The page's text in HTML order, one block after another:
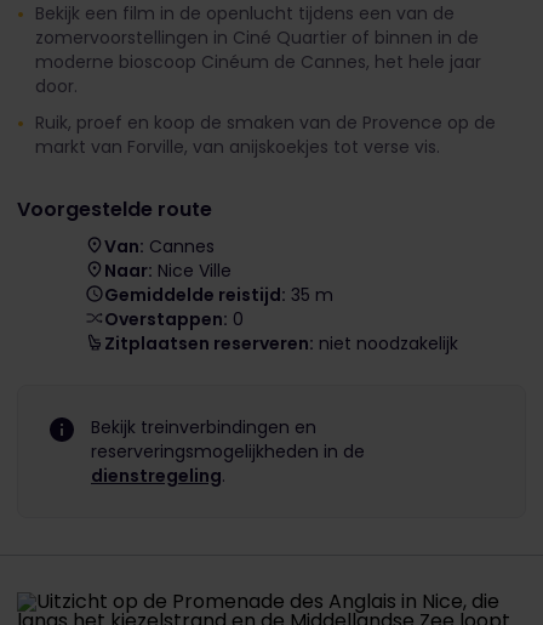
Bekijk een film in de openlucht tijdens een van de
zomervoorstellingen in Ciné Quartier of binnen in de
moderne bioscoop Cinéum de Cannes, het hele jaar
door.
Ruik, proef en koop de smaken van de Provence op de
markt van Forville, van anijskoekjes tot verse vis.
Voorgestelde route
Van: Cannes
Naar: Nice Ville
Gemiddelde reistijd: 35 m
Overstappen: 0
Zitplaatsen reserveren: niet noodzakelijk
Bekijk treinverbindingen en
reserveringsmogelijkheden in de
dienstregeling.